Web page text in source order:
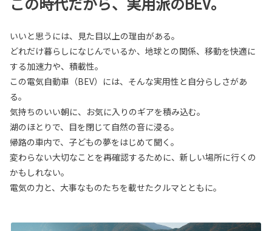
いいと思うには、見た目以上の理由がある。
どれだけ暮らしになじんでいるか、地球との関係、移動を快適に
する加速力や、積載性。
この電気自動車（BEV）には、そんな実用性と自分らしさがあ
る。
気持ちのいい朝に、お気に入りのギアを積み込む。
湖のほとりで、目を閉じて自然の音に浸る。
帰路の車内で、子どもの夢をはじめて聞く。
変わらない大切なことを再確認するために、新しい場所に行くの
かもしれない。
電気の力と、大事なものたちを載せたクルマとともに。